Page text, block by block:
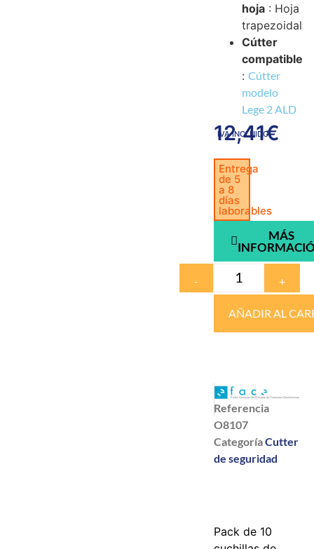
hoja : Hoja
trapezoidal
Cútter
compatible
:Cútter
modelo
Lege 2 ALD
12,41€
IVA INCLUIDO
Entrega
de 5
a 8
días
laborables
MÁS
- +
AÑADIR AL
Referencia
O8107
CategoríaCutter
de seguridad
Pack de 10